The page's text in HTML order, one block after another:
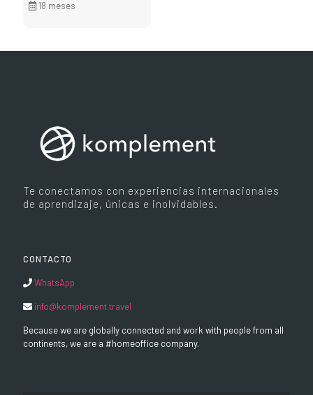
18 meses
Te conectamos con experiencias internacionales
de aprendizaje, únicas e inolvidables.
CONTACTO
WhatsApp
info@komplement.travel
Because we are globally connected and work with people from all
continents, we are a #homeoffice company.